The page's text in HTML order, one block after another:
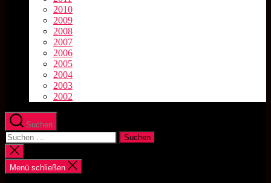
2010
2009
2008
2007
2006
2005
2004
2003
2002
Suchen
Suchen
nach:
Suche
schließen
Menü schließen